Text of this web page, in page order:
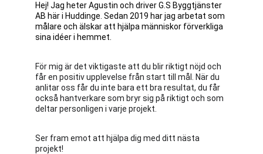
Hej! Jag heter Agustin och driver G.S Byggtjänster
AB här i Huddinge. Sedan 2019 har jag arbetat som
målare och älskar att hjälpa människor förverkliga
sina idéer i hemmet.
För mig är det viktigaste att du blir riktigt nöjd och
får en positiv upplevelse från start till mål. När du
anlitar oss får du inte bara ett bra resultat, du får
också hantverkare som bryr sig på riktigt och som
deltar personligen i varje projekt.
Ser fram emot att hjälpa dig med ditt nästa
projekt!